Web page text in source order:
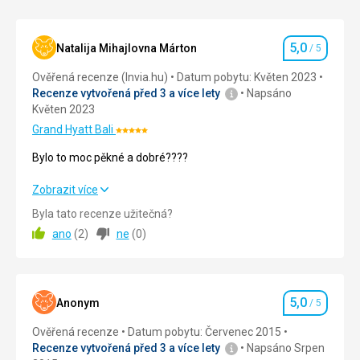
údajně
zrodil
šátku
kněze
Nirartha.
Nenáročné
stavby
Natalija Mihajlovna Márton Hodnocení
5,0 / 5
Ověřená recenze (Invia.hu)
Datum pobytu: Květen 2023
Recenze vytvořená před 3 a více lety
Napsáno
Květen 2023
Grand Hyatt BaliHodnocení:
5/5
Bylo to moc pěkné a dobré????
Bylo to moc pěkné a dobré????
Strava
Služby 5,0/ 5
Cena 5,0/ 5
Zobrazit více
Byla tato recenze užitečná?
ano (2) ne (0)
Anonym Hodnocení
5,0 / 5
Ověřená recenze
Datum pobytu: Červenec 2015
Recenze vytvořená před 3 a více lety
Napsáno Srpen